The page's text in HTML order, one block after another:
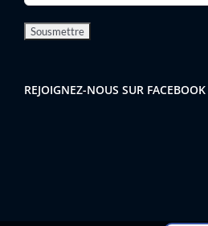
REJOIGNEZ-NOUS SUR FACEBOOK